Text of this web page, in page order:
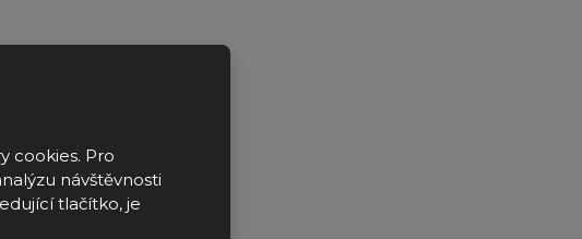
cookies. Pro
návštěvnosti
tlačítko, je